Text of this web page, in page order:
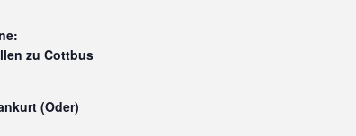
zu Cottbus
(Oder)